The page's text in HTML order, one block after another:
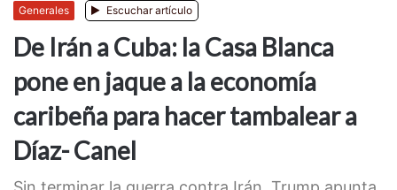
Generales Escuchar artículo
De Irán a Cuba: la Casa Blanca
pone en jaque a la economía
caribeña para hacer tambalear a
Díaz- Canel